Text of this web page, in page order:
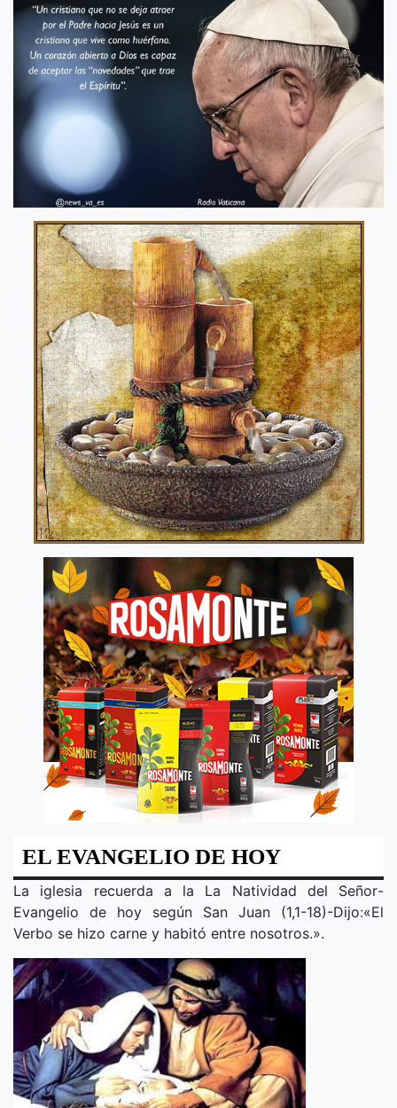
EL EVANGELIO DE HOY
La iglesia recuerda a la La Natividad del Señor-
Evangelio de hoy según San Juan (1,1-18)-Dijo:«El
Verbo se hizo carne y habitó entre nosotros.».